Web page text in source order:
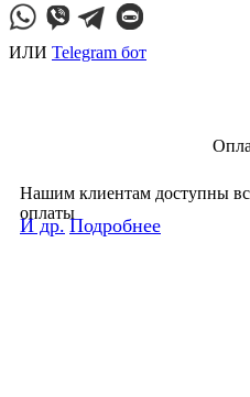
ИЛИ Telegram бот
Нашим клиентам доступны
оплаты
И др. Подробнее